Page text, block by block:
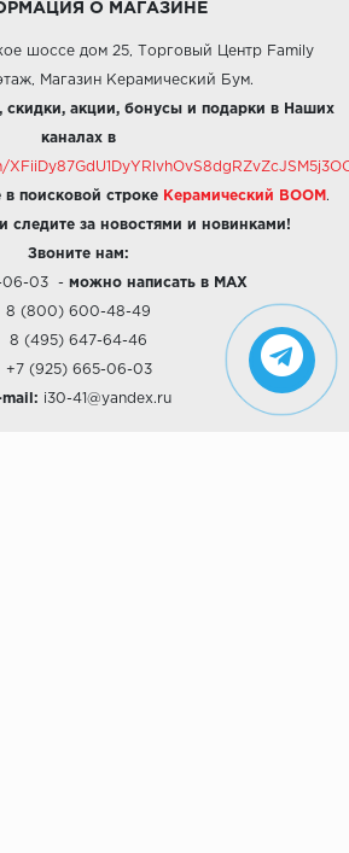
О МАГАЗИНЕ
шоссе дом 25, Торговый Центр Family
Магазин Керамический Бум.
скидки, акции, бонусы и подарки в Наших
каналах в
в поисковой строке Керамический BOOM .
следите за новостями и новинками!
Звоните нам:
06-03- можно написать в MAX
8 (800) 600-48-49
8 (495) 647-64-46
+7 (925) 665-06-03
mail: i30-41@yandex.ru